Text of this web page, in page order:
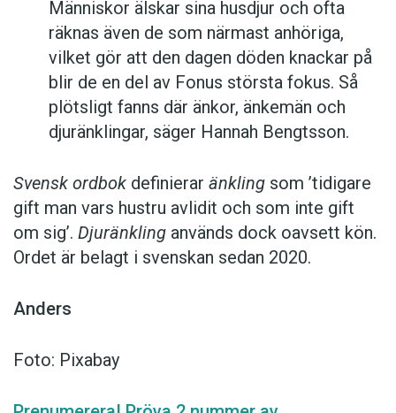
Människor älskar sina husdjur och ofta
räknas även de som närmast anhöriga,
vilket gör att den dagen döden knackar på
blir de en del av Fonus största fokus. Så
plötsligt fanns där änkor, änkemän och
djuränklingar, säger Hannah Bengtsson.
Svensk ordbok definierar änkling som ’tidigare
gift man vars hustru av­lidit och som inte gift
om sig’. Djuränkling används dock oavsett kön.
Ordet är belagt i svenskan sedan 2020.
Anders
Foto: Pixabay